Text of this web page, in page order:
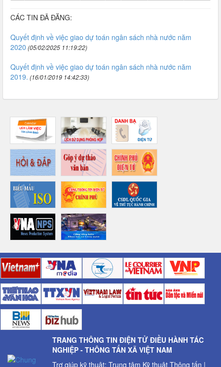
CÁC TIN ĐÃ ĐĂNG:
Quyết định về việc giao dự toán ngân sách nhà nước năm
2020 (05/02/2025 11:19:22)
Quyết định về việc giao dự toán ngân sách nhà nước năm
2019. (16/01/2019 14:42:33)
TRANG THÔNG TIN ĐIỆN TỬ ĐIỀU HÀNH TÁC
NGHIỆP - THÔNG TẤN XÃ VIỆT NAM
Trợ giúp kỹ thuật: Trung tâm Kỹ thuật Thông tấn |